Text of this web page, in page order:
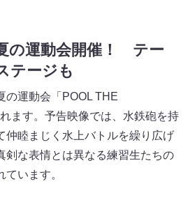
の運動会開催！ テー
テージも
の運動会「POOL THE
ます。予告映像では、水鉄砲を持
仲睦まじく水上バトルを繰り広げ
剣な表情とは異なる練習生たちの
います。